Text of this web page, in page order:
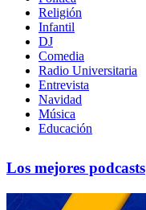
Religión
Infantil
DJ
Comedia
Radio Universitaria
Entrevista
Navidad
Música
Educación
Los mejores podcasts